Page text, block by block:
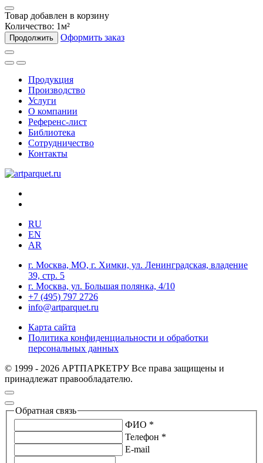
Товар добавлен в корзину
Количество: 1м²
Продолжить Оформить заказ
Продукция
Производство
Услуги
О компании
Референс-лист
Библиотека
Сотрудничество
Контакты
RU
EN
AR
г. Москва, МО, г. Химки, ул. Ленинградская, владение
39, стр. 5
г. Москва, ул. Большая полянка, 4/10
+7 (495) 797 2726
info@artparquet.ru
Карта сайта
Политика конфиденциальности и обработки
персональных данных
© 1999 - 2026 АРТПАРКЕТРУ Все права защищены и
принадлежат правообладателю.
Обратная связь
ФИО *
Телефон *
E-mail